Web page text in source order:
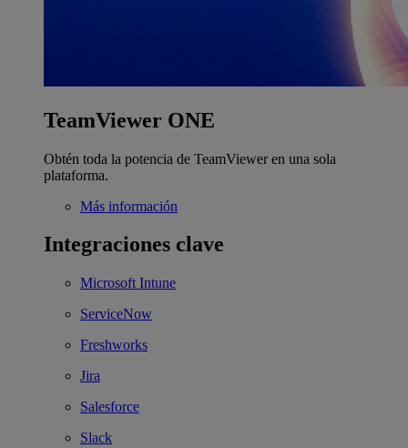
TeamViewer ONE
Obtén toda la potencia de TeamViewer en una sola
plataforma.
Más información
Integraciones clave
Microsoft Intune
ServiceNow
Freshworks
Jira
Salesforce
Slack